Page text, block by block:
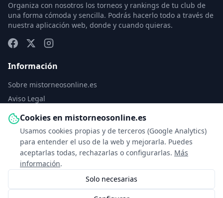
Cookies en mistorneosonline.es
Usamos cookies propias y de terceros (Google Analytics)
para entender el uso de la web y mejorarla. Puedes
aceptarlas todas, rechazarlas o configurarlas. Más
información.
Solo necesarias
Organiza con nosotros los torneos y rankings de tu club de
una forma cómoda y sencilla. Podrás hacerlo todo a través de
nuestra aplicación web, donde y cuando quieras.
Información
Sobre mistorneosonline.es
Aviso Legal
Política de Privacidad
Política de Cookies
Configurar cookies
Contacto
info@mistorneosonline.es